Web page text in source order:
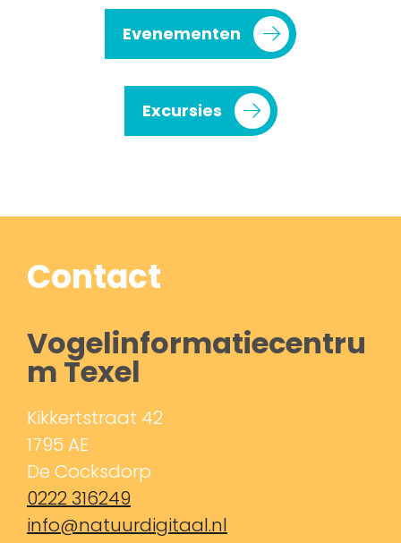
Evenementen
Excursies
Contact
Vogelinformatiecentru
m Texel
Kikkertstraat 42
1795 AE
De Cocksdorp
0222 316249
info@natuurdigitaal.nl